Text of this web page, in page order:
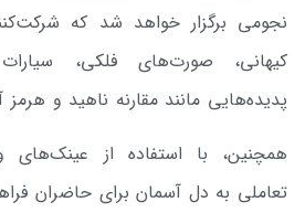
نجومی برگزار خواهد شد که
کیهانی، صورت‌های فلکی،
پدیده‌هایی مانند مقارنه ناهید و
همچنین، با استفاده از
تعاملی به دل آسمان برای حاضران